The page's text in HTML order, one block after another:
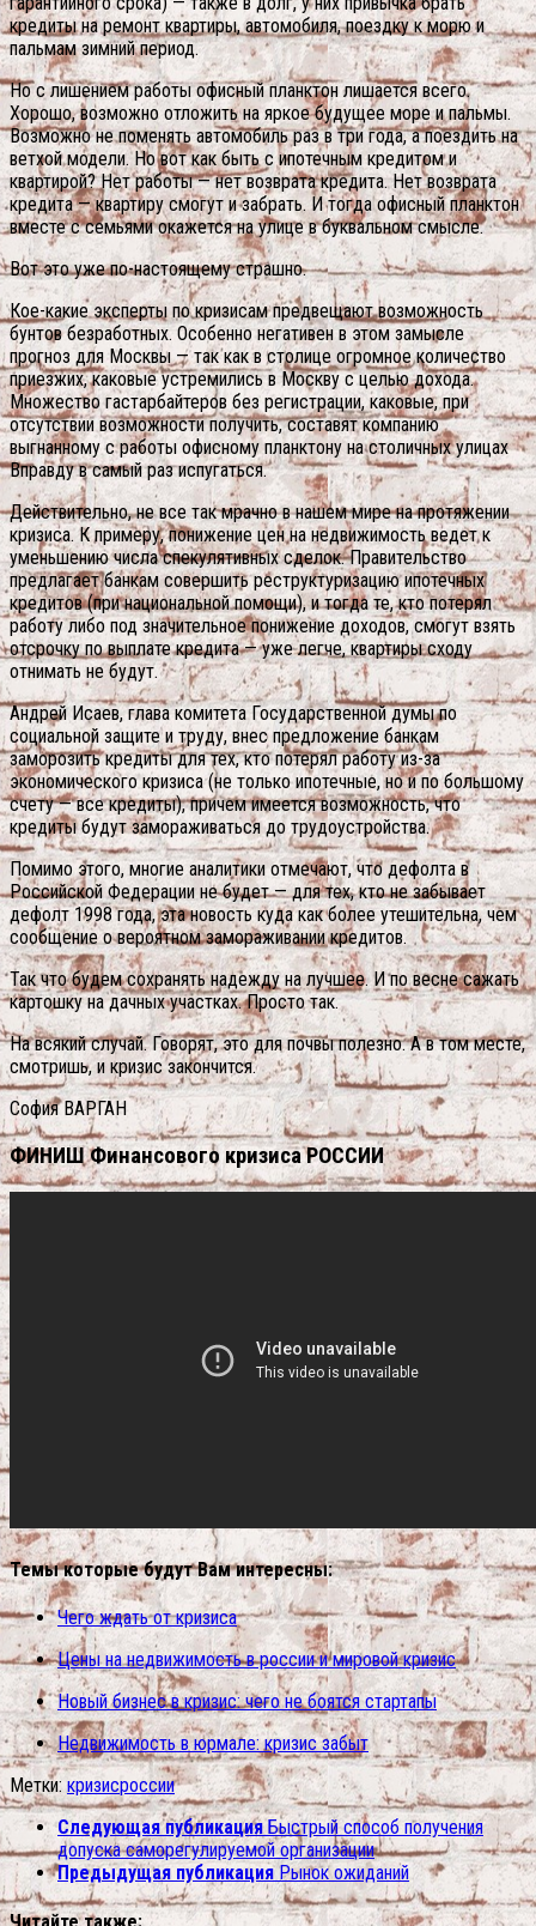
кредиты на ремонт квартиры, автомобиля, поездку к морю и
пальмам зимний период.
Но с лишением работы офисный планктон лишается всего.
Хорошо, возможно отложить на яркое будущее море и пальмы.
Возможно не поменять автомобиль раз в три года, а поездить на
ветхой модели. Но вот как быть с ипотечным кредитом и
квартирой? Нет работы — нет возврата кредита. Нет возврата
кредита — квартиру смогут и забрать. И тогда офисный планктон
вместе с семьями окажется на улице в буквальном смысле.
Вот это уже по-настоящему страшно.
Кое-какие эксперты по кризисам предвещают возможность
бунтов безработных. Особенно негативен в этом замысле
прогноз для Москвы — так как в столице огромное количество
приезжих, каковые устремились в Москву с целью дохода.
Множество гастарбайтеров без регистрации, каковые, при
отсутствии возможности получить, составят компанию
выгнанному с работы офисному планктону на столичных улицах
Вправду в самый раз испугаться.
Действительно, не все так мрачно в нашем мире на протяжении
кризиса. К примеру, понижение цен на недвижимость ведет к
уменьшению числа спекулятивных сделок. Правительство
предлагает банкам совершить реструктуризацию ипотечных
кредитов (при национальной помощи), и тогда те, кто потерял
работу либо под значительное понижение доходов, смогут взять
отсрочку по выплате кредита — уже легче, квартиры сходу
отнимать не будут.
Андрей Исаев, глава комитета Государственной думы по
социальной защите и труду, внес предложение банкам
заморозить кредиты для тех, кто потерял работу из-за
экономического кризиса (не только ипотечные, но и по большому
счету — все кредиты), причем имеется возможность, что
кредиты будут замораживаться до трудоустройства.
Помимо этого, многие аналитики отмечают, что дефолта в
Российской Федерации не будет — для тех, кто не забывает
дефолт 1998 года, эта новость куда как более утешительна, чем
сообщение о вероятном замораживании кредитов.
Так что будем сохранять надежду на лучшее. И по весне сажать
картошку на дачных участках. Просто так.
На всякий случай. Говорят, это для почвы полезно. А в том месте,
смотришь, и кризис закончится.
София ВАРГАН
ФИНИШ Финансового кризиса РОССИИ
Темы которые будут Вам интересны:
Чего ждать от кризиса
Цены на недвижимость в россии и мировой кризис
Новый бизнес в кризис: чего не боятся стартапы
Недвижимость в юрмале: кризис забыт
Метки: кризисроссии
Следующая публикация Быстрый способ получения
допуска саморегулируемой организации
Предыдущая публикация Рынок ожиданий
Читайте также: